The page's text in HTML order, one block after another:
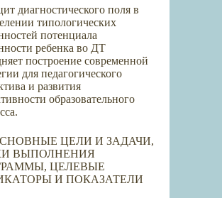
диагностического поля в
типологических
потенциала
ребенка во ДТ
построение современной
для педагогического
и развития
образовательного
ЦЕЛИ И ЗАДАЧИ,
ВЫПОЛНЕНИЯ
ЦЕЛЕВЫЕ
И ПОКАЗАТЕЛИ